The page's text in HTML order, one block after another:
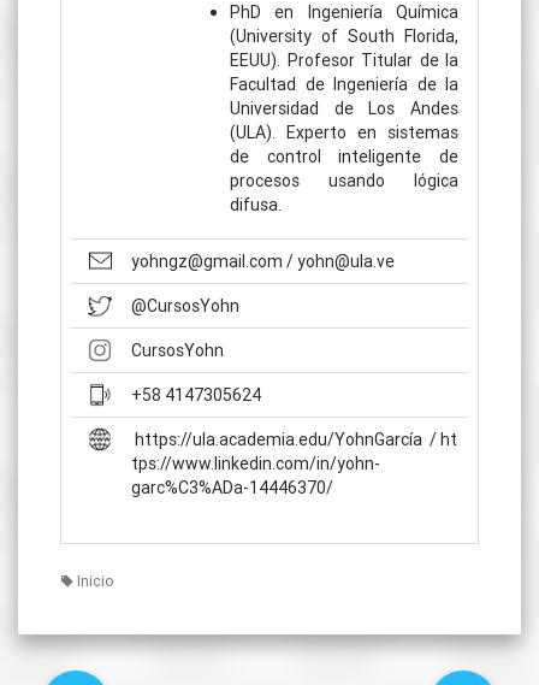
PhD en Ingeniería Química
(University of South Florida,
EEUU). Profesor Titular de la
Facultad de Ingeniería de la
Universidad de Los Andes
(ULA). Experto en sistemas
de control inteligente de
procesos usando lógica
difusa.
yohngz@gmail.com / yohn@ula.ve
@CursosYohn
CursosYohn
+58 4147305624
https://ula.academia.edu/YohnGarcía / ht
tps://www.linkedin.com/in/yohn-
garc%C3%ADa-14446370/
Inicio